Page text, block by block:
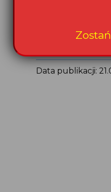
https://
Data publikacji: